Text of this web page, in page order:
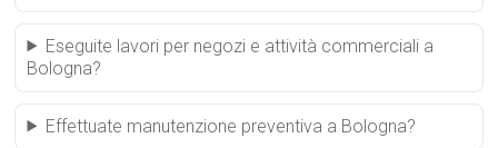
Eseguite lavori per negozi e attività commerciali a
Bologna?
Effettuate manutenzione preventiva a Bologna?